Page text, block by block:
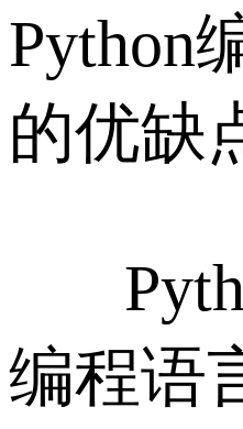
Python
的优缺
编程语